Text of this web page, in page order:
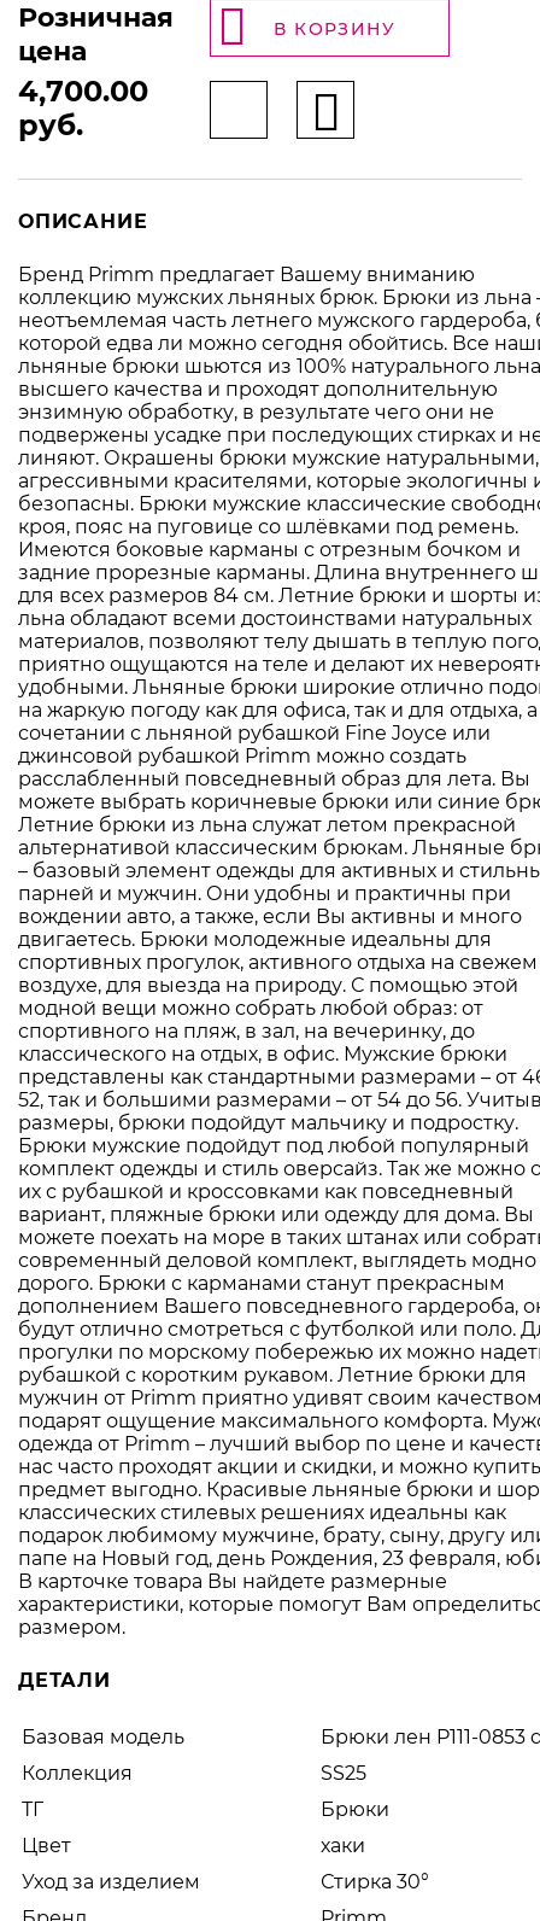
Розничная
цена
4,700.00
руб.
В КОРЗИНУ
ОПИСАНИЕ
Бренд Primm предлагает Вашему вниманию
коллекцию мужских льняных брюк. Брюки из льна
неотъемлемая часть летнего мужского гардероба,
которой едва ли можно сегодня обойтись. Все
льняные брюки шьются из 100% натурального льна
высшего качества и проходят дополнительную
энзимную обработку, в результате чего они не
подвержены усадке при последующих стирках и
линяют. Окрашены брюки мужские
агрессивными красителями, которые экологичны
безопасны. Брюки мужские классические
кроя, пояс на пуговице со шлёвками под ремень.
Имеются боковые карманы с отрезным бочком и
задние прорезные карманы. Длина внутреннего
для всех размеров 84 см. Летние брюки и шорты
льна обладают всеми достоинствами натуральных
материалов, позволяют телу дышать в теплую
приятно ощущаются на теле и делают их
удобными. Льняные брюки широкие отлично
на жаркую погоду как для офиса, так и для отдыха,
сочетании с льняной рубашкой Fine Joyce или
джинсовой рубашкой Primm можно создать
расслабленный повседневный образ для лета. Вы
можете выбрать коричневые брюки или синие
Летние брюки из льна служат летом прекрасной
альтернативой классическим брюкам. Льняные
– базовый элемент одежды для активных и
парней и мужчин. Они удобны и практичны при
вождении авто, а также, если Вы активны и много
двигаетесь. Брюки молодежные идеальны для
спортивных прогулок, активного отдыха на свежем
воздухе, для выезда на природу. С помощью этой
модной вещи можно собрать любой образ: от
спортивного на пляж, в зал, на вечеринку, до
классического на отдых, в офис. Мужские брюки
представлены как стандартными размерами – от
52, так и большими размерами – от 54 до 56.
размеры, брюки подойдут мальчику и подростку.
Брюки мужские подойдут под любой популярный
комплект одежды и стиль оверсайз. Так же можно
их с рубашкой и кроссовками как повседневный
вариант, пляжные брюки или одежду для дома. Вы
можете поехать на море в таких штанах или
современный деловой комплект, выглядеть
дорого. Брюки с карманами станут прекрасным
дополнением Вашего повседневного гардероба,
будут отлично смотреться с футболкой или поло.
прогулки по морскому побережью их можно
рубашкой с коротким рукавом. Летние брюки для
мужчин от Primm приятно удивят своим
подарят ощущение максимального комфорта.
одежда от Primm – лучший выбор по цене и
нас часто проходят акции и скидки, и можно купить
предмет выгодно. Красивые льняные брюки и
классических стилевых решениях идеальны как
подарок любимому мужчине, брату, сыну, другу
папе на Новый год, день Рождения, 23 февраля,
В карточке товара Вы найдете размерные
характеристики, которые помогут Вам
размером.
ДЕТАЛИ
Базовая модель
Брюки лен P111-0853
Коллекция
SS25
ТГ
Брюки
Цвет
хаки
Уход за изделием
Стирка 30°